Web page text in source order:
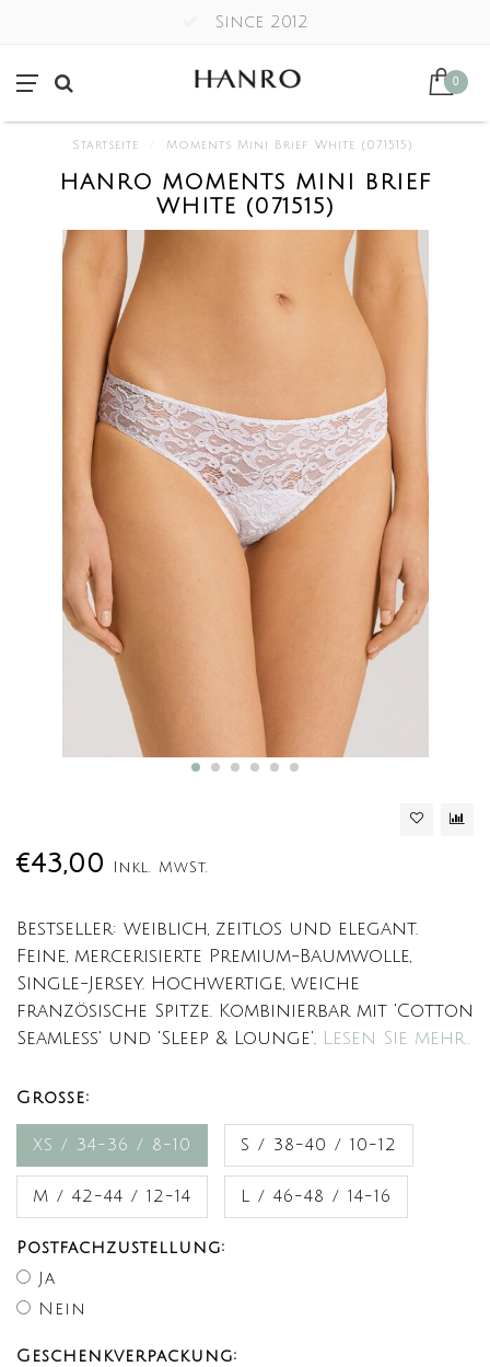
Since 2012
0
Startseite Moments Mini Brief White (071515)
HANRO MOMENTS MINI BRIEF
WHITE (071515)
€43,00 Inkl. MwSt.
Bestseller: weiblich, zeitlos und elegant.
Feine, mercerisierte Premium-Baumwolle,
Single-Jersey. Hochwertige, weiche
französische Spitze. Kombinierbar mit 'Cotton
Seamless' und 'Sleep & Lounge'. Lesen Sie mehr..
Große:
XS / 34-36 / 8-10 S / 38-40 / 10-12
M / 42-44 / 12-14 L / 46-48 / 14-16
Postfachzustellung:
Ja
Nein
Geschenkverpackung: